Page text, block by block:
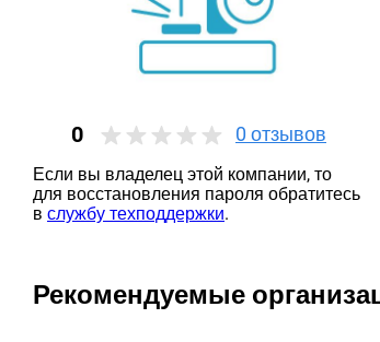
0 0 отзывов
Если вы владелец этой компании, то
для восстановления пароля обратитесь
в службу техподдержки.
Рекомендуемые